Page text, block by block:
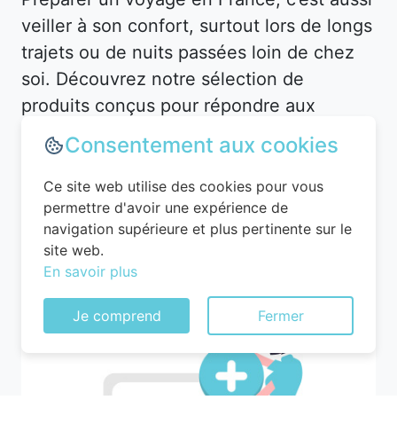
veiller à son confort, surtout lors de longs
trajets ou de nuits passées loin de chez
soi. Découvrez notre sélection de
produits conçus pour répondre aux
attentes des voyageurs les plus
exigeants.
Consentement aux cookies
Ce site web utilise des cookies pour vous
permettre d'avoir une expérience de
navigation supérieure et plus pertinente sur le
site web.
En savoir plus
Je comprend Fermer